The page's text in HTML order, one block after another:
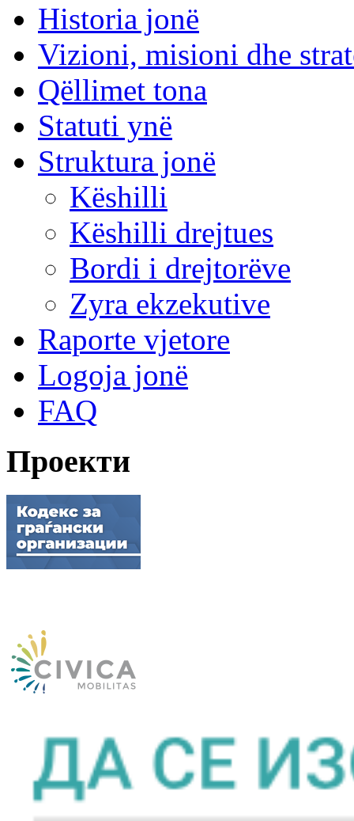
Historia jonë
Vizioni, misioni dhe
Qëllimet tona
Statuti ynë
Struktura jonë
Këshilli
Këshilli drejtues
Bordi i drejtorëve
Zyra ekzekutive
Raporte vjetore
Logoja jonë
FAQ
Проекти